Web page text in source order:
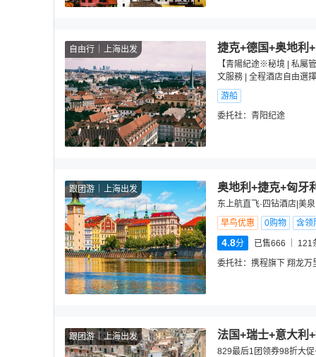
自由行 上海出发 捷克+德国+奥地利
【青陽紀途※秘境 | 私屬
文服務 | 全程酒店自由選擇
游船
委托社： 青阳纪途
跟团游 上海出发 奥地利+捷克+匈牙
东上航直飞·四钻酒店|美
早鸟优惠
0购物 含领
4.8分 已售666 121
委托社： 携程旗下 翔龙万
跟团游 上海出发 法国+瑞士+意大利
829最后1团领券98折大